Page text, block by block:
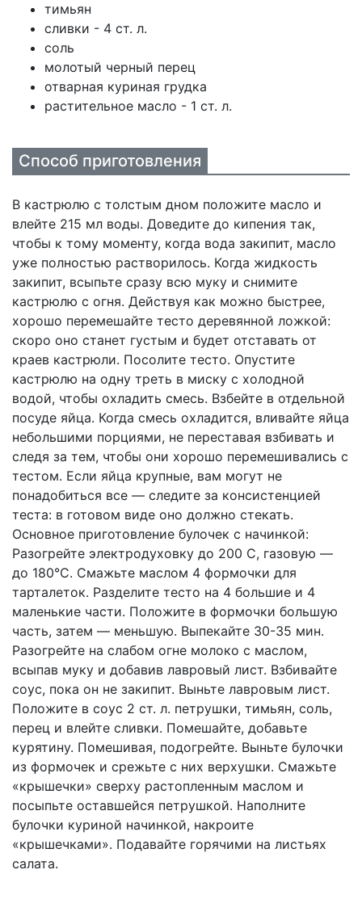
тимьян
сливки - 4 ст. л.
соль
молотый черный перец
отварная куриная грудка
растительное масло - 1 ст. л.
Способ приготовления
В кастрюлю с толстым дном положите масло и
влейте 215 мл воды. Доведите до кипения так,
чтобы к тому моменту, когда вода закипит, масло
уже полностью растворилось. Когда жидкость
закипит, всыпьте сразу всю муку и снимите
кастрюлю с огня. Действуя как можно быстрее,
хорошо перемешайте тесто деревянной ложкой:
скоро оно станет густым и будет отставать от
краев кастрюли. Посолите тесто. Опустите
кастрюлю на одну треть в миску с холодной
водой, чтобы охладить смесь. Взбейте в отдельной
посуде яйца. Когда смесь охладится, вливайте яйца
небольшими порциями, не переставая взбивать и
следя за тем, чтобы они хорошо перемешивались с
тестом. Если яйца крупные, вам могут не
понадобиться все — следите за консистенцией
теста: в готовом виде оно должно стекать.
Основное приготовление булочек с начинкой:
Разогрейте электродуховку до 200 С, газовую —
до 180°С. Смажьте маслом 4 формочки для
тарталеток. Разделите тесто на 4 большие и 4
маленькие части. Положите в формочки большую
часть, затем — меньшую. Выпекайте 30-35 мин.
Разогрейте на слабом огне молоко с маслом,
всыпав муку и добавив лавровый лист. Взбивайте
соус, пока он не закипит. Выньте лавровым лист.
Положите в соус 2 ст. л. петрушки, тимьян, соль,
перец и влейте сливки. Помешайте, добавьте
курятину. Помешивая, подогрейте. Выньте булочки
из формочек и срежьте с них верхушки. Смажьте
«крышечки» сверху растопленным маслом и
посыпьте оставшейся петрушкой. Наполните
булочки куриной начинкой, накроите
«крышечками». Подавайте горячими на листьях
салата.